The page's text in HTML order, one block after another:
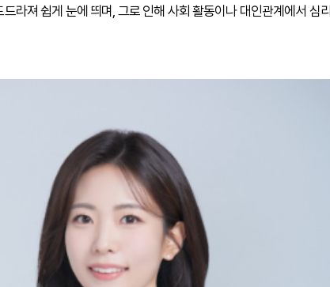
라져 쉽게 눈에 띄며, 그로 인해 사회 활동이나 대인관계에서 심리